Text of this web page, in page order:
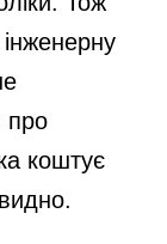
про
коштує